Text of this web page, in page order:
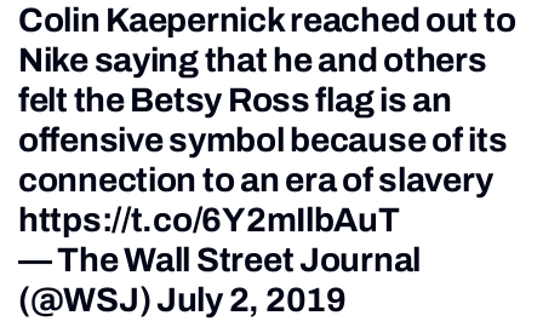
Colin Kaepernick reached out to
Nike saying that he and others
felt the Betsy Ross flag is an
offensive symbol because of its
connection to an era of slavery
https://t.co/6Y2mIlbAuT
— The Wall Street Journal
(@WSJ)July 2, 2019